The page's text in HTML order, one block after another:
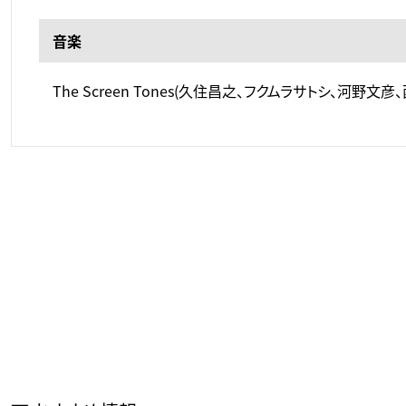
音楽
The Screen Tones(久住昌之、フクムラサトシ、河野文彦